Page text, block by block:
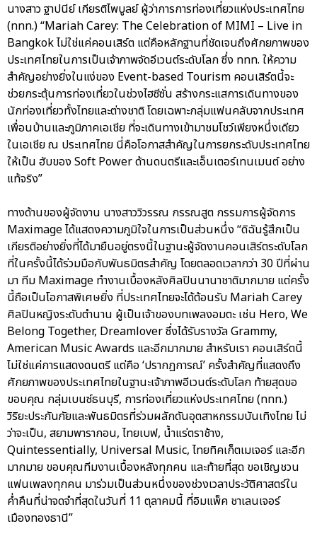
นางสาว ฐาปนีย์ เกียรติไพบูลย์ ผู้ว่าการการท่องเที่ยวแห่งประเทศไทย
(ททท.) “Mariah Carey: The Celebration of MIMI – Live in
Bangkok ไม่ใช่แค่คอนเสิร์ต แต่คือหลักฐานที่ชัดเจนถึงศักยภาพของ
ประเทศไทยในการเป็นเจ้าภาพจัดอีเวนต์ระดับโลก ซึ่ง ททท. ให้ความ
สำคัญอย่างยิ่งในแง่ของ Event-based Tourism คอนเสิร์ตนี้จะ
ช่วยกระตุ้นการท่องเที่ยวในช่วงไฮซีซั่น สร้างกระแสการเดินทางของ
นักท่องเที่ยวทั้งไทยและต่างชาติ โดยเฉพาะกลุ่มแฟนคลับจากประเทศ
เพื่อนบ้านและภูมิภาคเอเชีย ที่จะเดินทางเข้ามาชมโชว์เพียงหนึ่งเดียว
ในเอเชีย ณ ประเทศไทย นี่คือโอกาสสำคัญในการยกระดับประเทศไทย
ให้เป็น ฮับของ Soft Power ด้านดนตรีและเอ็นเตอร์เทนเมนต์ อย่าง
แท้จริง”
ทางด้านของผู้จัดงาน นางสาววิวรรณ กรรณสูต กรรมการผู้จัดการ
Maximage ได้แสดงความภูมิใจในการเป็นส่วนหนึ่ง “ดิฉันรู้สึกเป็น
เกียรติอย่างยิ่งที่ได้มายืนอยู่ตรงนี้ในฐานะผู้จัดงานคอนเสิร์ตระดับโลก
ที่ในครั้งนี้ได้ร่วมมือกับพันธมิตรสำคัญ โดยตลอดเวลากว่า 30 ปีที่ผ่าน
มา ทีม Maximage ทำงานเบื้องหลังศิลปินนานาชาติมากมาย แต่ครั้ง
นี้ถือเป็นโอกาสพิเศษยิ่ง ที่ประเทศไทยจะได้ต้อนรับ Mariah Carey
ศิลปินหญิงระดับตำนาน ผู้เป็นเจ้าของบทเพลงอมตะ เช่น Hero, We
Belong Together, Dreamlover ซึ่งได้รับรางวัล Grammy,
American Music Awards และอีกมากมาย สำหรับเรา คอนเสิร์ตนี้
ไม่ใช่แค่การแสดงดนตรี แต่คือ ‘ปรากฏการณ์’ ครั้งสำคัญที่แสดงถึง
ศักยภาพของประเทศไทยในฐานะเจ้าภาพอีเวนต์ระดับโลก ท้ายสุดขอ
ขอบคุณ กลุ่มเบนซ์ธนบุรี, การท่องเที่ยวแห่งประเทศไทย (ททท.)
วิริยะประกันภัยและพันธมิตรที่ร่วมผลักดันอุตสาหกรรมบันเทิงไทย ไม่
ว่าจะเป็น, สยามพารากอน, ไทยเบฟ, น้ำแร่ตราช้าง,
Quintessentially, Universal Music, ไทยทิคเก็ตเมเจอร์ และอีก
มากมาย ขอบคุณทีมงานเบื้องหลังทุกคน และท้ายที่สุด ขอเชิญชวน
แฟนเพลงทุกคน มาร่วมเป็นส่วนหนึ่งของช่วงเวลาประวัติศาสตร์ใน
ค่ำคืนที่น่าจดจำที่สุดในวันที่ 11 ตุลาคมนี้ ที่อิมแพ็ค ชาเลนเจอร์
เมืองทองธานี”